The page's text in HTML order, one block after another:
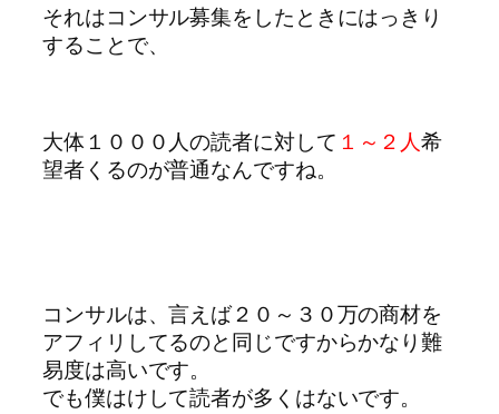
それはコンサル募集をしたときにはっきり
することで、
大体１０００人の読者に対して １～２人希
望者くるのが普通なんですね。
コンサルは、言えば２０～３０万の商材を
アフィリしてるのと同じですからかなり難
易度は高いです。
でも僕はけして読者が多くはないです。